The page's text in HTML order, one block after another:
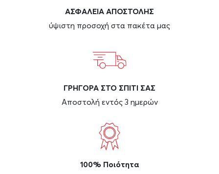
ΑΣΦAΛΕΙΑ ΑΠΟΣΤΟΛΗΣ
ύψιστη προσοχή στα πακέτα μας
ΓΡΗΓΟΡΑ ΣΤΟ ΣΠΙΤΙ ΣΑΣ
Αποστολή εντός 3 ημερών
100% Ποιότητα